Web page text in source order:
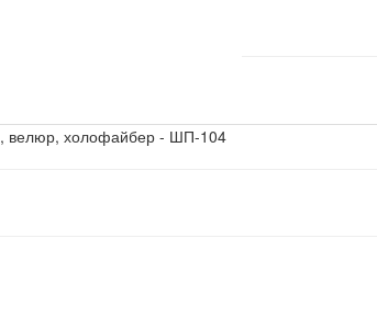
велюр, холофайбер - ШП-104